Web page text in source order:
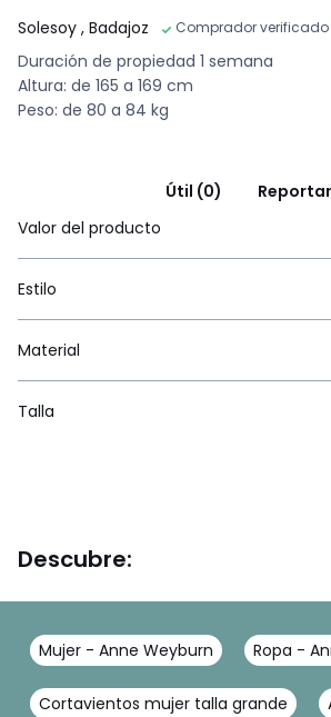
Solesoy , Badajoz Comprador verificado
Duración de propiedad 1 semana
Altura: de 165 a 169 cm
Peso: de 80 a 84 kg
Útil (0)
Reportar
Valor del producto
Estilo
Material
Talla
Descubre:
Mujer - Anne Weyburn Ropa -
Cortavientos mujer talla grande